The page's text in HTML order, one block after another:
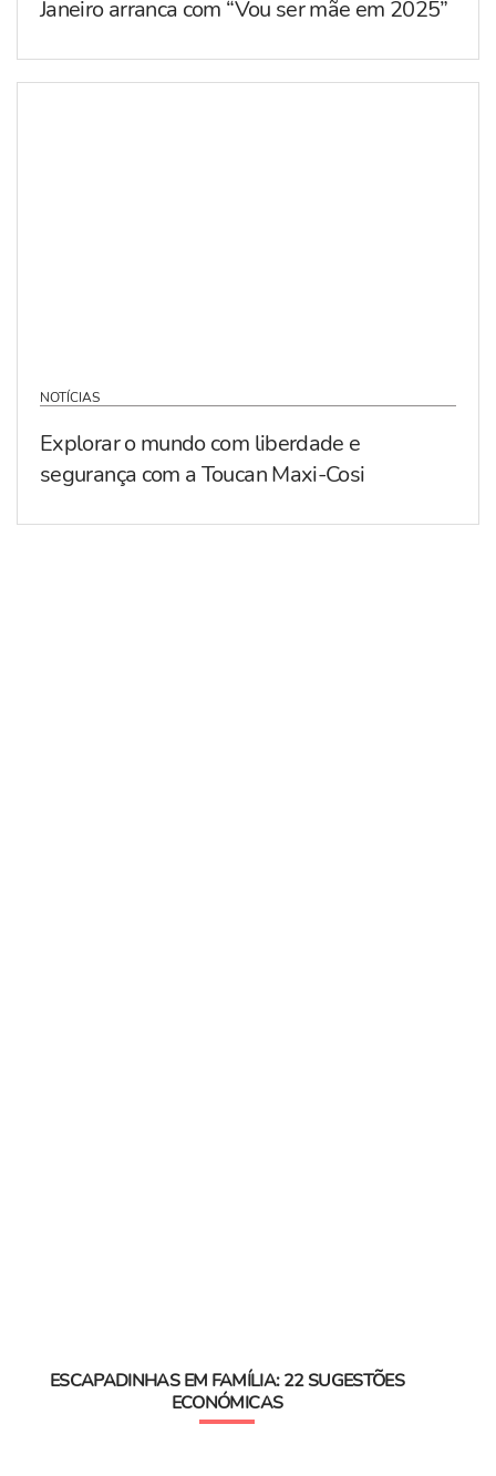
Janeiro arranca com “Vou ser mãe em 2025”
NOTÍCIAS
Explorar o mundo com liberdade e
segurança com a Toucan Maxi-Cosi
ESCAPADINHAS EM FAMÍLIA: 22 SUGESTÕES
ECONÓMICAS